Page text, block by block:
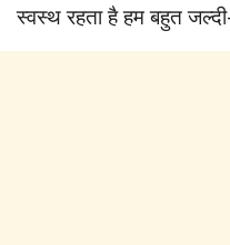
स्वस्थ रहता है हम बहुत